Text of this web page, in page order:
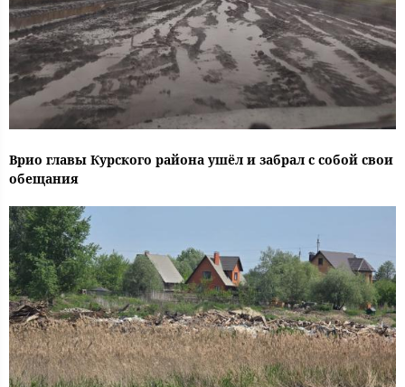
Врио главы Курского района ушёл и забрал с собой свои
обещания